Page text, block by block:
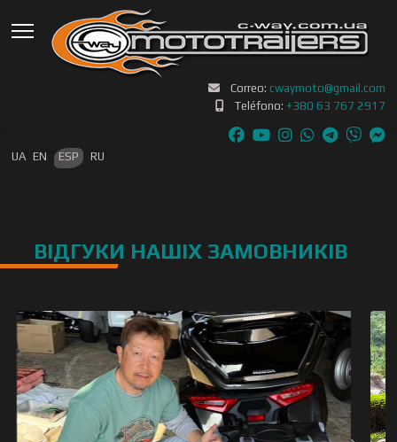
Correo: cwaymoto@gmail.com
Teléfono: +380 63 767 2917
Seleccione su idioma
UA EN ESP RU
ВІДГУКИ НАШІХ ЗАМОВНИКІВ